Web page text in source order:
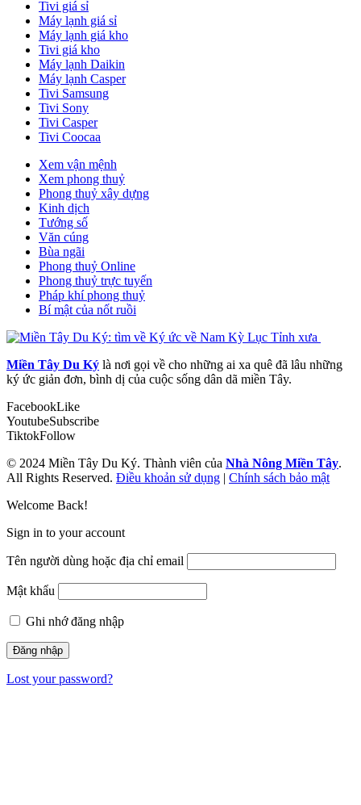
Tivi giá sỉ
Máy lạnh giá sỉ
Máy lạnh giá kho
Tivi giá kho
Máy lạnh Daikin
Máy lạnh Casper
Tivi Samsung
Tivi Sony
Tivi Casper
Tivi Coocaa
Xem vận mệnh
Xem phong thuỷ
Phong thuỷ xây dựng
Kinh dịch
Tướng số
Văn cúng
Bùa ngãi
Phong thuỷ Online
Phong thuỷ trực tuyến
Pháp khí phong thuỷ
Bí mật của nốt ruồi
Miền Tây Du Ký là nơi gọi về cho những ai xa quê đã lâu những
ký ức giản đơn, bình dị của cuộc sống dân dã miền Tây.
FacebookLike
YoutubeSubscribe
TiktokFollow
© 2024 Miền Tây Du Ký. Thành viên của Nhà Nông Miền Tây.
All Rights Reserved. Điều khoản sử dụng | Chính sách bảo mật
Welcome Back!
Sign in to your account
Tên người dùng hoặc địa chỉ email
Mật khẩu
Ghi nhớ đăng nhập
Lost your password?